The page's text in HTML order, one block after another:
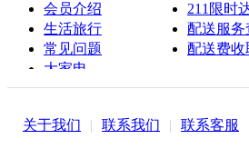
会员介绍
生活旅行
常见问题
大家电
联系客服
211限时
配送服务
配送费收
关于我们 | 联系我们 | 联系客服